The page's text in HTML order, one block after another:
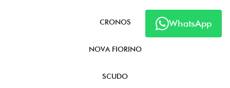
WhatsApp
CRONOS
NOVA FIORINO
SCUDO